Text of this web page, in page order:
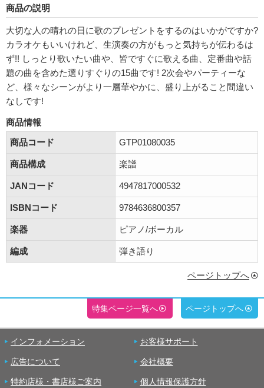
商品の説明
大切な人の晴れの日に歌のプレゼントをするのはいかがですか?
カラオケもいいけれど、生演奏の方がもっと気持ちが伝わるは
ず!! しっとり歌いたい曲や、皆ですぐに歌える曲、定番曲や話
題の曲を含めた選りすぐりの15曲です! 2次会やパーティーな
ど、様々なシーンがより一層華やかに、盛り上がること間違い
なしです!
商品情報
商品コード
GTP01080035
商品構成 楽譜
JANコード 4947817000532
ISBNコード 9784636800357
楽器 ピアノ/ボーカル
編成 弾き語り
ページトップへ
特集ページ一覧へ ページトップへ
インフォメーション お客様サポート
広告について 会社概要
特約店様・書店様ご案内 個人情報保護方針